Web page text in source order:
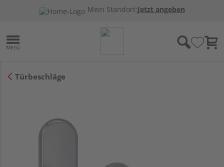
Mein Standort:Jetzt angeben
Türbeschläge